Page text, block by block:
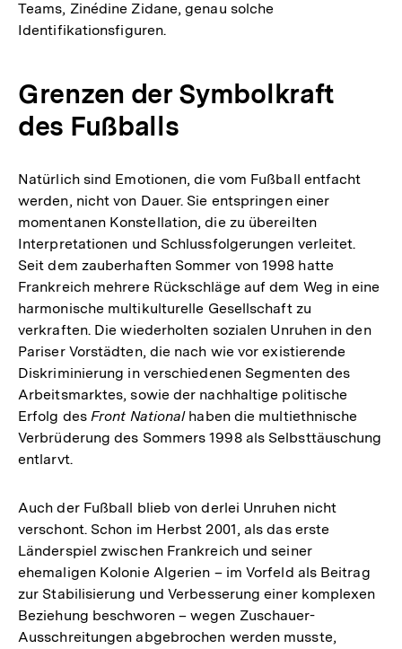
Teams, Zinédine Zidane, genau solche
Identifikationsfiguren.
Grenzen der Symbolkraft
des Fußballs
Natürlich sind Emotionen, die vom Fußball entfacht
werden, nicht von Dauer. Sie entspringen einer
momentanen Konstellation, die zu übereilten
Interpretationen und Schlussfolgerungen verleitet.
Seit dem zauberhaften Sommer von 1998 hatte
Frankreich mehrere Rückschläge auf dem Weg in eine
harmonische multikulturelle Gesellschaft zu
verkraften. Die wiederholten sozialen Unruhen in den
Pariser Vorstädten, die nach wie vor existierende
Diskriminierung in verschiedenen Segmenten des
Arbeitsmarktes, sowie der nachhaltige politische
Erfolg des Front Nationalhaben die multiethnische
Verbrüderung des Sommers 1998 als Selbsttäuschung
entlarvt.
Auch der Fußball blieb von derlei Unruhen nicht
verschont. Schon im Herbst 2001, als das erste
Länderspiel zwischen Frankreich und seiner
ehemaligen Kolonie Algerien – im Vorfeld als Beitrag
zur Stabilisierung und Verbesserung einer komplexen
Beziehung beschworen – wegen Zuschauer-
Ausschreitungen abgebrochen werden musste,